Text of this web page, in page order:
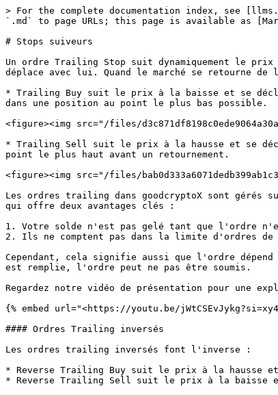
> For the complete documentation index, see
`.md` to page URLs; this page is available as
# Stops suiveurs
Un ordre Trailing Stop suit dynamiquement le
déplace avec lui. Quand le marché se retourne
* Trailing Buy suit le prix à la baisse et se
dans une position au point le plus bas possible.
<figure><img src="/files/
* Trailing Sell suit le prix à la hausse et se
point le plus haut avant un retournement.
<figure><img src="/files/
Les ordres trailing dans goodcryptoX sont gérés
qui offre deux avantages clés :
1. Votre solde n'est pas gelé tant que l'ordre
2. Ils ne comptent pas dans la limite d'ordres de
Cependant, cela signifie aussi que l'ordre
est remplie, l'ordre peut ne pas être soumis.
Regardez notre vidéo de présentation pour une
{% embed url="<https://youtu.be/
#### Ordres Trailing inversés
Les ordres trailing inversés font l'inverse :
* Reverse Trailing Buy suit le prix à la hausse
* Reverse Trailing Sell suit le prix à la baisse et